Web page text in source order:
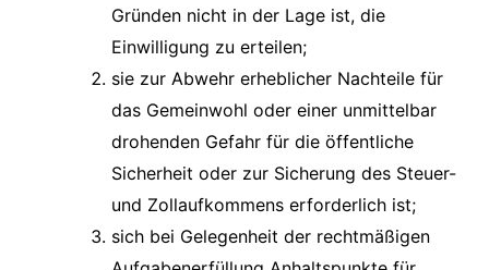
Gründen nicht in der Lage ist, die
Einwilligung zu erteilen;
sie zur Abwehr erheblicher Nachteile für
das Gemeinwohl oder einer unmittelbar
drohenden Gefahr für die öffentliche
Sicherheit oder zur Sicherung des Steuer-
und Zollaufkommens erforderlich ist;
sich bei Gelegenheit der rechtmäßigen